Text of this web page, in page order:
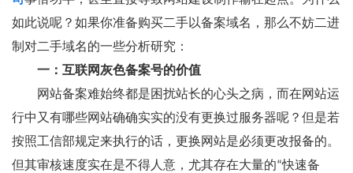
如此说呢？如果你准备购买二手以备案域名，那么不妨二进
制对二手域名的一些分析研究：
一：互联网灰色备案号的价值
网站备案难始终都是困扰站长的心头之病，而在网站运
行中又有哪些网站确确实实的没有更换过服务器呢？但是若
按照工信部规定来执行的话，更换网站是必须更改报备的。
但其审核速度实在是不得人意，尤其存在大量的“快速备